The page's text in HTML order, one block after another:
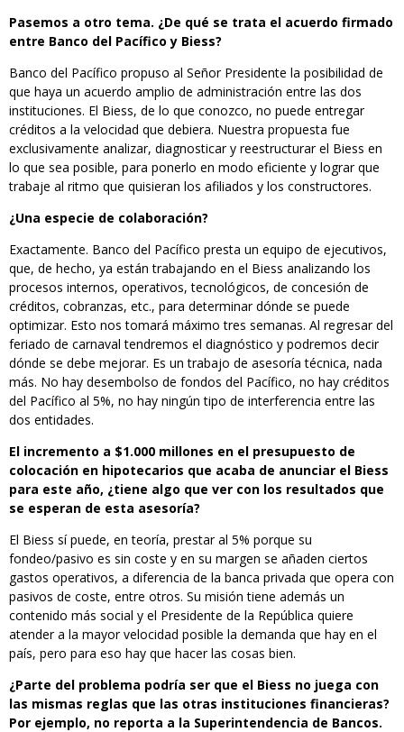
Pasemos a otro tema. ¿De qué se trata el acuerdo firmado
entre Banco del Pacífico y Biess?
Banco del Pacífico propuso al Señor Presidente la posibilidad de
que haya un acuerdo amplio de administración entre las dos
instituciones. El Biess, de lo que conozco, no puede entregar
créditos a la velocidad que debiera. Nuestra propuesta fue
exclusivamente analizar, diagnosticar y reestructurar el Biess en
lo que sea posible, para ponerlo en modo eficiente y lograr que
trabaje al ritmo que quisieran los afiliados y los constructores.
¿Una especie de colaboración?
Exactamente. Banco del Pacífico presta un equipo de ejecutivos,
que, de hecho, ya están trabajando en el Biess analizando los
procesos internos, operativos, tecnológicos, de concesión de
créditos, cobranzas, etc., para determinar dónde se puede
optimizar. Esto nos tomará máximo tres semanas. Al regresar del
feriado de carnaval tendremos el diagnóstico y podremos decir
dónde se debe mejorar. Es un trabajo de asesoría técnica, nada
más. No hay desembolso de fondos del Pacífico, no hay créditos
del Pacífico al 5%, no hay ningún tipo de interferencia entre las
dos entidades.
El incremento a $1.000 millones en el presupuesto de
colocación en hipotecarios que acaba de anunciar el Biess
para este año, ¿tiene algo que ver con los resultados que
se esperan de esta asesoría?
El Biess sí puede, en teoría, prestar al 5% porque su
fondeo/pasivo es sin coste y en su margen se añaden ciertos
gastos operativos, a diferencia de la banca privada que opera con
pasivos de coste, entre otros. Su misión tiene además un
contenido más social y el Presidente de la República quiere
atender a la mayor velocidad posible la demanda que hay en el
país, pero para eso hay que hacer las cosas bien.
¿Parte del problema podría ser que el Biess no juega con
las mismas reglas que las otras instituciones financieras?
Por ejemplo, no reporta a la Superintendencia de Bancos.